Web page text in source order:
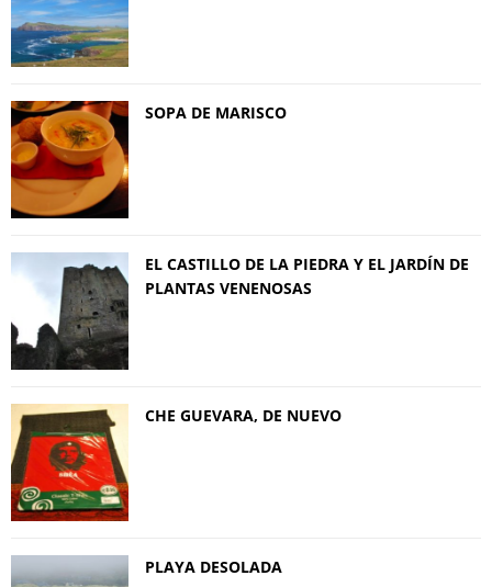
SOPA DE MARISCO
EL CASTILLO DE LA PIEDRA Y EL JARDÍN DE
PLANTAS VENENOSAS
CHE GUEVARA, DE NUEVO
PLAYA DESOLADA